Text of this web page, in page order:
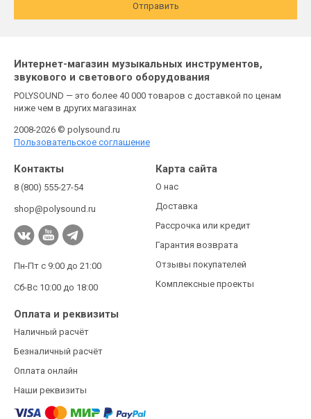
Отправить
Интернет-магазин музыкальных инструментов,
звукового и светового оборудования
POLYSOUND — это более 40 000 товаров с доставкой по ценам
ниже чем в других магазинах
2008-2026 © polysound.ru
Пользовательское соглашение
Контакты
8 (800) 555-27-54
shop@polysound.ru
Пн-Пт с 9:00 до 21:00
Сб-Вс 10:00 до 18:00
Карта сайта
О нас
Доставка
Рассрочка или кредит
Гарантия возврата
Отзывы покупателей
Комплексные проекты
Оплата и реквизиты
Наличный расчёт
Безналичный расчёт
Оплата онлайн
Наши реквизиты